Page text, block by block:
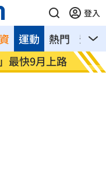
登入
熱門 影音
運動
最快9月上路
四國
會